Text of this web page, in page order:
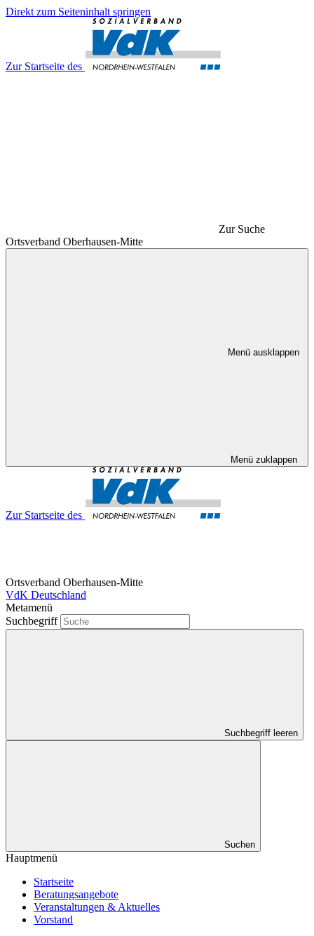
Direkt zum Seiteninhalt springen
Zur Startseite des
Zur Suche
Ortsverband Oberhausen-Mitte
Menü ausklappen
Menü zuklappen
Zur Startseite des
Ortsverband Oberhausen-Mitte
VdK Deutschland
Metamenü
Suchbegriff
Suchbegriff leeren
Suchen
Hauptmenü
Startseite
Beratungsangebote
Veranstaltungen & Aktuelles
Vorstand